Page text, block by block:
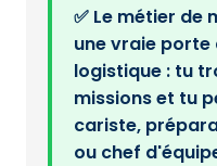
✅ Le métier de
une vraie
logistique : tu
missions et tu
cariste,
ou chef